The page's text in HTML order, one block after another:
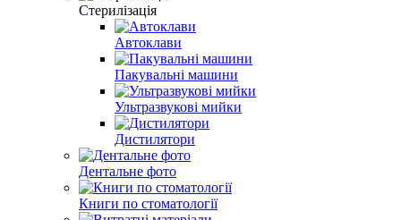
Стерилізація
Автоклави
Пакувальні машини
Ультразвукові мийки
Дистилятори
Дентальне фото
Книги по стоматології